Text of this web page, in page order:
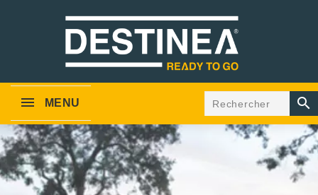
MENU 